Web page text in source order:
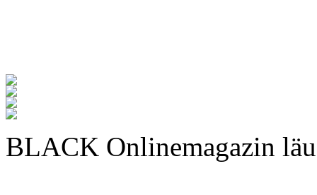
BLACK Onlinemagazin